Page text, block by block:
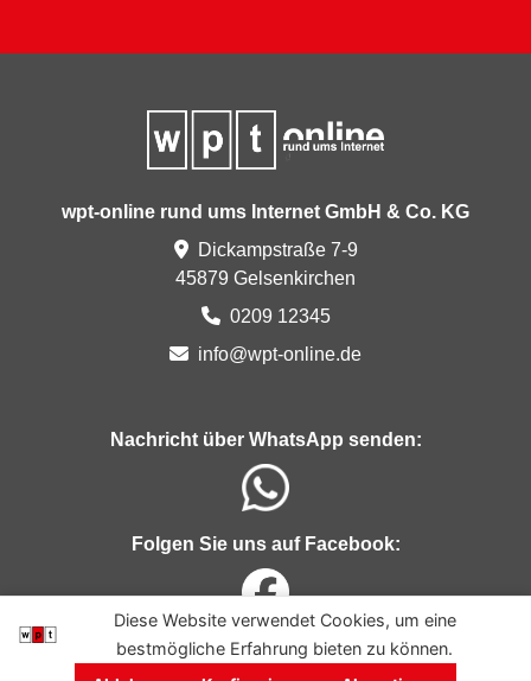
wpt-online rund ums Internet GmbH & Co. KG
Dickampstraße 7-9
45879 Gelsenkirchen
0209 12345
info@wpt-online.de
Nachricht über WhatsApp senden:
Folgen Sie uns auf Facebook:
Diese Website verwendet Cookies, um eine
bestmögliche Erfahrung bieten zu können.